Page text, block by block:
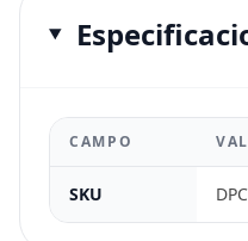
CAMPO
SKU